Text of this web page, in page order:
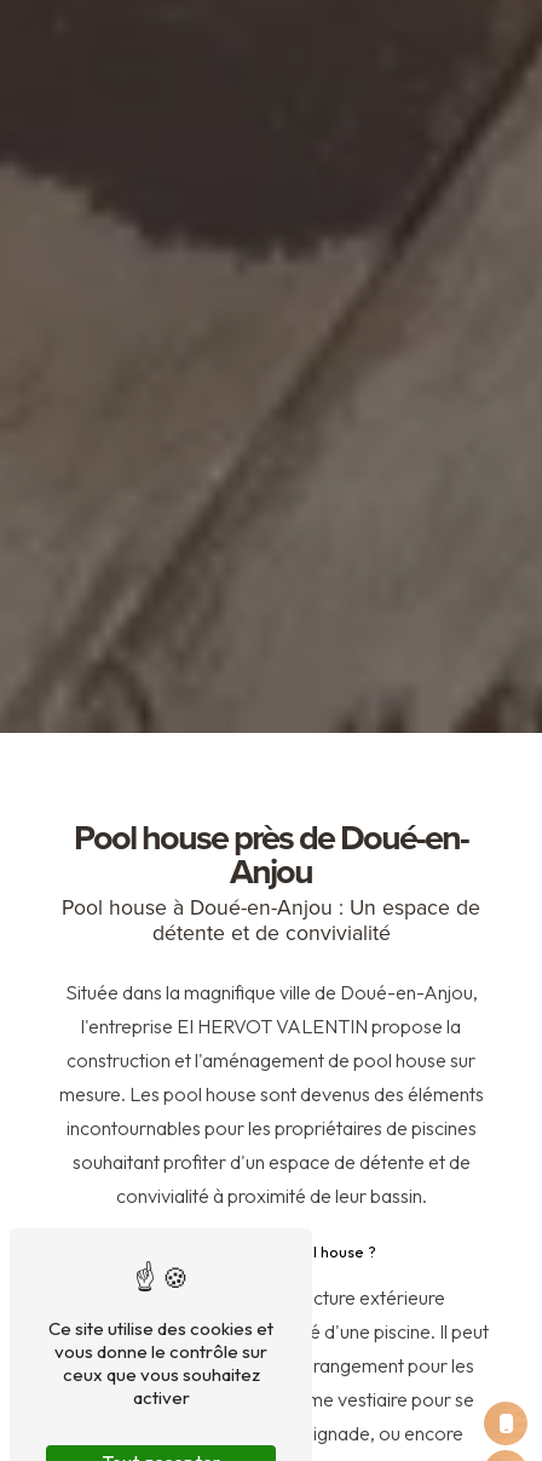
Pool house près de Doué-en-
Anjou
Pool house à Doué-en-Anjou : Un espace de
détente et de convivialité
Située dans la magnifique ville de Doué-en-Anjou,
l'entreprise EI HERVOT VALENTIN propose la
construction et l'aménagement de pool house sur
mesure. Les pool house sont devenus des éléments
incontournables pour les propriétaires de piscines
souhaitant profiter d'un espace de détente et de
convivialité à proximité de leur bassin.
Qu'est-ce qu'un pool house ?
Un pool house est une structure extérieure
généralement située à proximité d'une piscine. Il peut
être utilisé comme espace de rangement pour les
équipements de piscine, comme vestiaire pour se
changer avant et après la baignade, ou encore
Ce site utilise des cookies et
vous donne le contrôle sur
ceux que vous souhaitez
activer